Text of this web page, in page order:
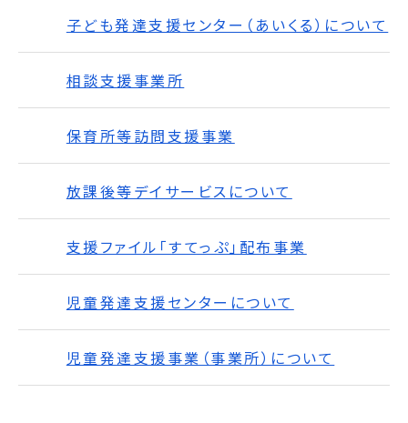
子ども発達支援センター（あいくる）について
相談支援事業所
保育所等訪問支援事業
放課後等デイサービスについて
支援ファイル「すてっぷ」配布事業
児童発達支援センターについて
児童発達支援事業（事業所）について